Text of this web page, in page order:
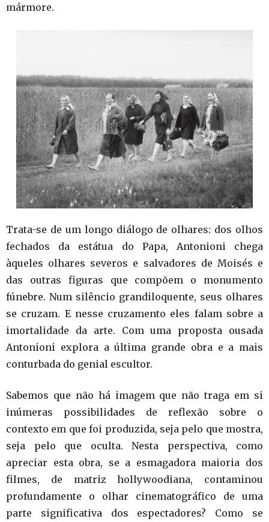
mármore.
Trata-se de um longo diálogo de olhares: dos olhos
fechados da estátua do Papa, Antonioni chega
àqueles olhares severos e salvadores de Moisés e
das outras figuras que compõem o monumento
fúnebre. Num silêncio grandiloquente, seus olhares
se cruzam. E nesse cruzamento eles falam sobre a
imortalidade da arte. Com uma proposta ousada
Antonioni explora a última grande obra e a mais
conturbada do genial escultor.
Sabemos que não há imagem que não traga em si
inúmeras possibilidades de reflexão sobre o
contexto em que foi produzida, seja pelo que mostra,
seja pelo que oculta. Nesta perspectiva, como
apreciar esta obra, se a esmagadora maioria dos
filmes, de matriz hollywoodiana, contaminou
profundamente o olhar cinematográfico de uma
parte significativa dos espectadores? Como se